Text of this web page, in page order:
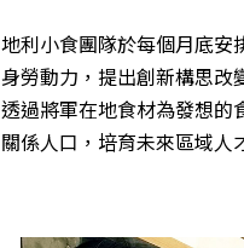
地利小食團隊於每個月底安
身勞動力，提出創新構思改
透過將軍在地食材為發想的
關係人口，培育未來區域人